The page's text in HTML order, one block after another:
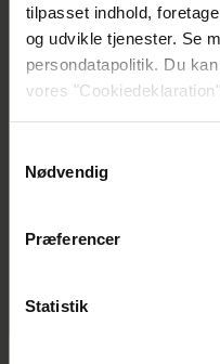
tilpasset indhold,
og udvikle tjenester. Se
persondatapolitik. Du
vores
Vi anvender egne
generere statistik og
Nødvendig
Præferencer
Statistik
hinanden